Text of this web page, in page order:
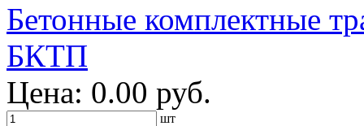
Бетонные комплектные
БКТП
Цена: 0.00 руб.
шт